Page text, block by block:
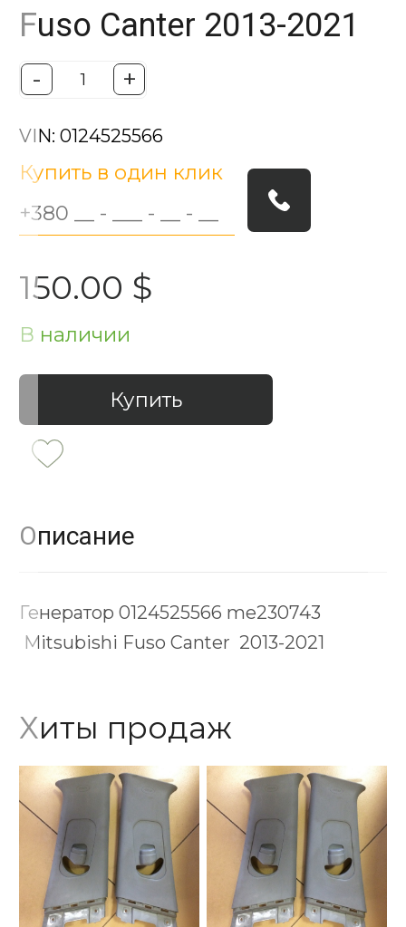
Fuso Canter 2013-2021
- +
VIN: 0124525566
150.00 $
В наличии
Купить в один клик
Купить
Описание
Генератор 0124525566 me230743
Mitsubishi Fuso Canter 2013-2021
Хиты продаж